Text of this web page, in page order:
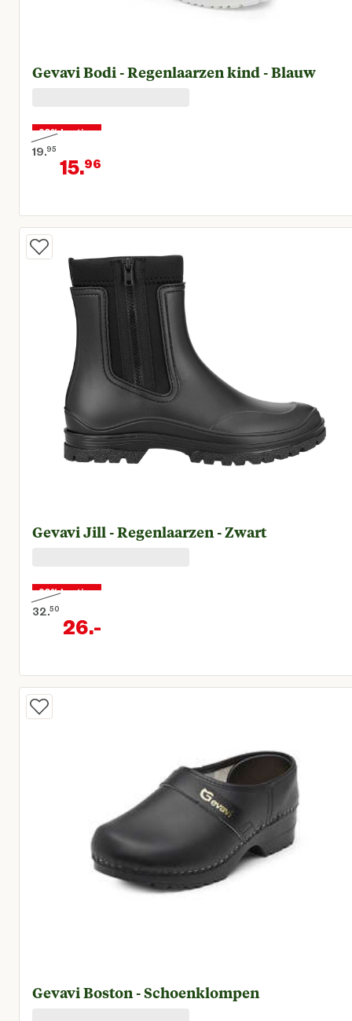
Gevavi Bodi - Regenlaarzen kind - Blauw
20% korting
19.95
Oorspronkelijke prijs € 19,95
15.96
Huidige prijs € 15,96
Gevavi Jill - Regenlaarzen - Zwart
20% korting
32.50
Oorspronkelijke prijs € 32,50
26.-
Huidige prijs € 26,00
Gevavi Boston - Schoenklompen